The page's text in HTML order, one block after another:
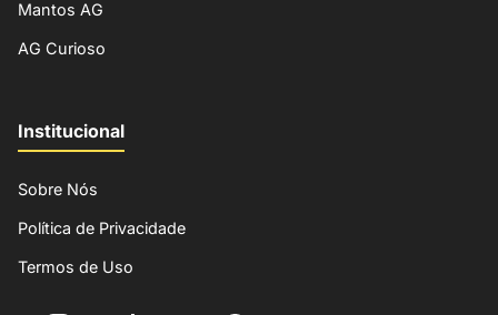
Mantos AG
AG Curioso
Institucional
Sobre Nós
Política de Privacidade
Termos de Uso